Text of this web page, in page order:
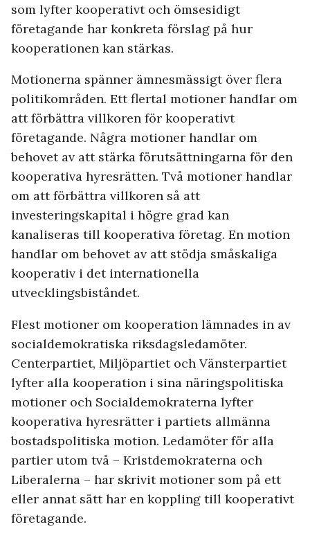
som lyfter kooperativt och ömsesidigt
företagande har konkreta förslag på hur
kooperationen kan stärkas.
Motionerna spänner ämnesmässigt över flera
politikområden. Ett flertal motioner handlar om
att förbättra villkoren för kooperativt
företagande. Några motioner handlar om
behovet av att stärka förutsättningarna för den
kooperativa hyresrätten. Två motioner handlar
om att förbättra villkoren så att
investeringskapital i högre grad kan
kanaliseras till kooperativa företag. En motion
handlar om behovet av att stödja småskaliga
kooperativ i det internationella
utvecklingsbiståndet.
Flest motioner om kooperation lämnades in av
socialdemokratiska riksdagsledamöter.
Centerpartiet, Miljöpartiet och Vänsterpartiet
lyfter alla kooperation i sina näringspolitiska
motioner och Socialdemokraterna lyfter
kooperativa hyresrätter i partiets allmänna
bostadspolitiska motion. Ledamöter för alla
partier utom två – Kristdemokraterna och
Liberalerna – har skrivit motioner som på ett
eller annat sätt har en koppling till kooperativt
företagande.